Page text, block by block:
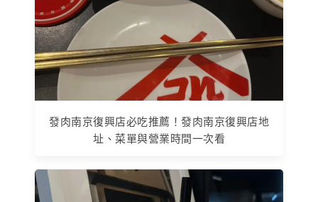
發肉南京復興店必吃推薦！發肉南京復興店地
址、菜單與營業時間一次看